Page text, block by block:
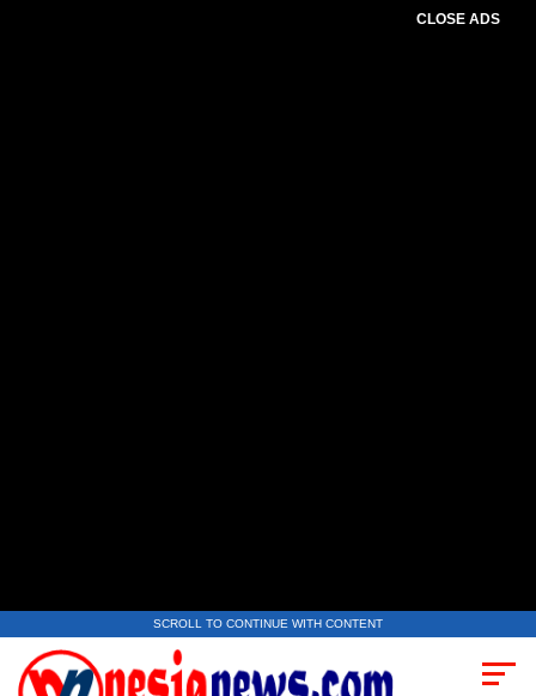
CLOSE ADS
SCROLL TO CONTINUE WITH CONTENT